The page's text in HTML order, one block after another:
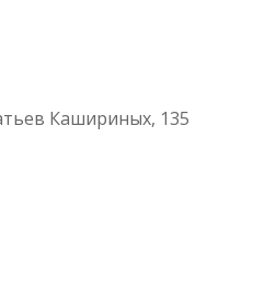
Кашириных, 135